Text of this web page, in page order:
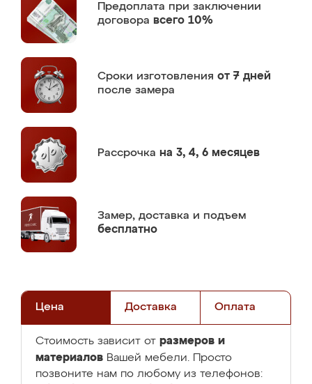
Предоплата при заключении
договора всего 10%
Сроки изготовления от 7 дней
после замера
Рассрочка на 3, 4, 6 месяцев
Замер, доставка и подъем
бесплатно
Цена Доставка Оплата
Стоимость зависит от размеров и
материалов Вашей мебели. Просто
позвоните нам по любому из телефонов: